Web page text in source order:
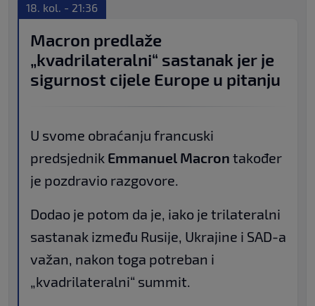
18. kol. - 21:36
Macron predlaže
„kvadrilateralni“ sastanak jer je
sigurnost cijele Europe u pitanju
U svome obraćanju francuski
predsjednik Emmanuel Macron također
je pozdravio razgovore.
Dodao je potom da je, iako je trilateralni
sastanak između Rusije, Ukrajine i SAD-a
važan, nakon toga potreban i
„kvadrilateralni“ summit.